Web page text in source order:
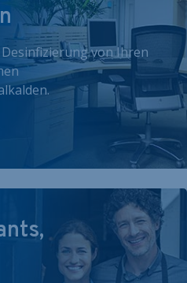
von Ihren